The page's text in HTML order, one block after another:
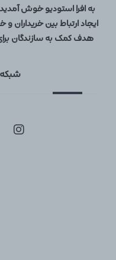
به افرا استودیو خوش
ایجاد ارتباط بین خریداران
هدف کمک به سازندگان